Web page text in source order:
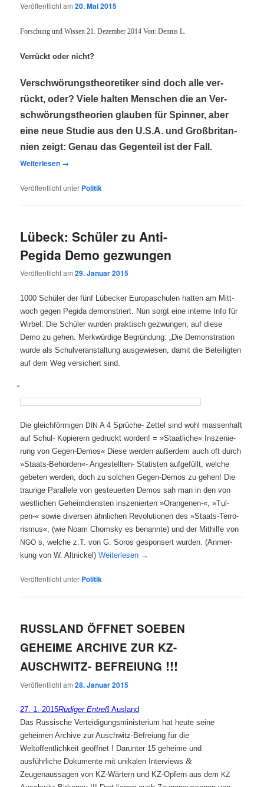
Veröffentlicht am20. Mai 2015
For­schung und Wis­sen 21. Dezem­ber 2014 Von: Den­nis L.
Ver­rückt oder nicht?
Ver­schwö­rungs­theo­re­ti­ker sind doch alle ver­
rückt, oder? Vie­le hal­ten Men­schen die an Ver­
schwö­rungs­theo­rien glau­ben für Spin­ner, aber
eine neue Stu­die aus den U.S.A. und Groß­bri­tan­
ni­en zeigt: Genau das Gegen­teil ist der Fall.
Wei­ter­le­sen →
Veröffentlicht unter Politik
Lübeck: Schüler zu Anti-
Pegida Demo gezwungen
Veröffentlicht am29. Januar 2015
1000 Schü­ler der fünf Lübe­cker Euro­pa­schu­len hat­ten am Mitt­
woch gegen Pegi­da demons­triert. Nun sorgt eine inter­ne Info für
Wir­bel: Die Schü­ler wur­den prak­tisch gezwun­gen, auf die­se
Demo zu gehen. Merk­wür­di­ge Begrün­dung: „Die Demons­tra­ti­on
wur­de als Schul­ver­an­stal­tung aus­ge­wie­sen, damit die Betei­lig­ten
auf dem Weg ver­si­chert sind.
“
Die gleich­för­mi­gen DIN A 4 Sprü­che- Zet­tel sind wohl mas­sen­haft
auf Schul- Kopie­rern gedruckt wor­den! = »Staat­li­che« Insze­nie­
rung von Gegen-Demos« Die­se wer­den außer­dem auch oft durch
»Staats-Behör­den«- Ange­stell­ten- Sta­tis­ten auf­ge­füllt, wel­che
gebe­ten wer­den, doch zu sol­chen Gegen-Demos zu gehen! Die
trau­ri­ge Par­al­le­le von gesteu­er­ten Demos sah man in den von
west­li­chen Geheim­diens­ten insze­nier­ten »Oran­ge­nen-«, »Tul­
pen-« sowie diver­sen ähn­li­chen Revo­lu­tio­nen des »Staats-Ter­ro­
ris­mus«, (wie Noam Chom­sky es benann­te) und der Mit­hil­fe von
NGO s, wel­che z.T. von G. Sor­os gespon­sert wur­den. (Anmer­
kung von W. Alt­ni­ckel)Wei­ter­le­sen →
Veröffentlicht unter Politik
RUSSLAND ÖFFNET SOEBEN
GEHEIME ARCHIVE ZUR KZ-
AUSCHWITZ- BEFREIUNG !!!
Veröffentlicht am28. Januar 2015
27. 1. 2015Rüdiger Entreß Ausland
Das Russische Verteidigungsministerium hat heute seine
geheimen Archive zur Auschwitz-Befreiung für die
Weltöffentlichkeit geöffnet ! Darunter 15 geheime und
ausführliche Dokumente mit unikalen Interviews&
Zeugenaussagen von KZ-Wärtern und KZ-Opfern aus dem KZ